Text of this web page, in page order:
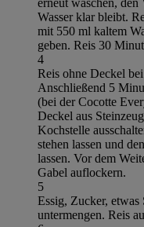
Wasser klar bleibt.
mit 550 ml kaltem
geben. Reis 30
4
Reis ohne Deckel
Anschließend 5
(bei der Cocotte
Deckel aus
Kochstelle
stehen lassen und
lassen. Vor dem
Gabel auflockern.
5
Essig, Zucker, etwas
untermengen. Reis